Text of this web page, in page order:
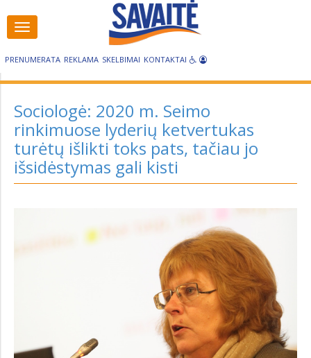
PRENUMERATA REKLAMA SKELBIMAI KONTAKTAI
Visos
kategorijos
Sociologė: 2020 m. Seimo
rinkimuose lyderių ketvertukas
turėtų išlikti toks pats, tačiau jo
išsidėstymas gali kisti
Visos
kategorijos